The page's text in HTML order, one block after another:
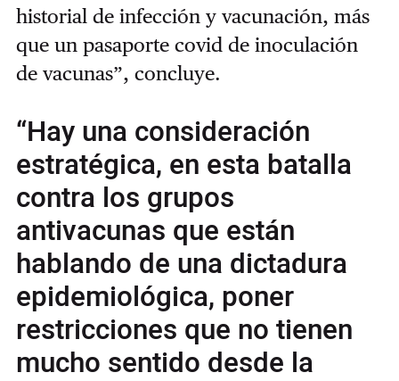
historial de infección y vacunación, más
que un pasaporte covid de inoculación
de vacunas”, concluye.
“Hay una consideración
estratégica, en esta batalla
contra los grupos
antivacunas que están
hablando de una dictadura
epidemiológica, poner
restricciones que no tienen
mucho sentido desde la